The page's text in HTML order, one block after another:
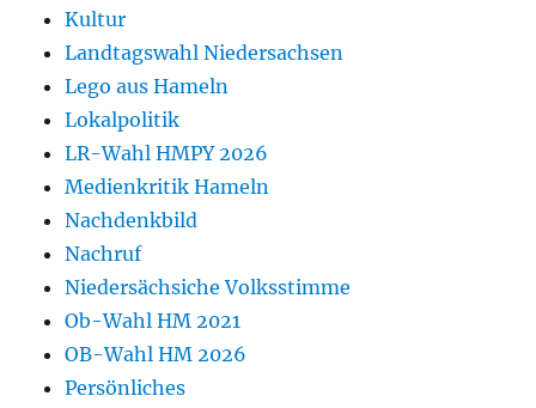
Kultur
Landtagswahl Niedersachsen
Lego aus Hameln
Lokalpolitik
LR-Wahl HMPY 2026
Medienkritik Hameln
Nachdenkbild
Nachruf
Niedersächsiche Volksstimme
Ob-Wahl HM 2021
OB-Wahl HM 2026
Persönliches